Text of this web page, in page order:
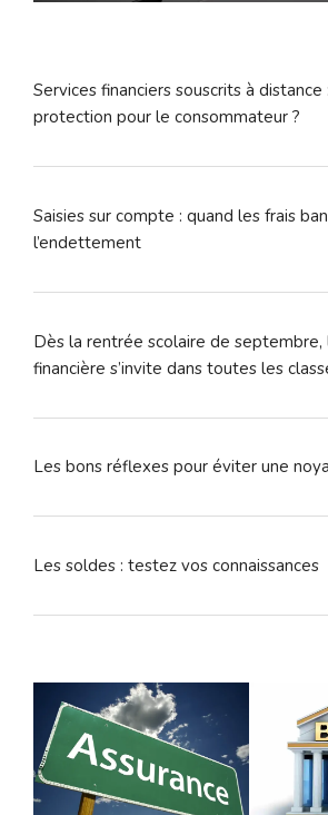
Services financiers souscrits à distance
protection pour le consommateur ?
Saisies sur compte : quand les frais
l’endettement
Dès la rentrée scolaire de septembre,
financière s’invite dans toutes les
Les bons réflexes pour éviter une
Les soldes : testez vos connaissances